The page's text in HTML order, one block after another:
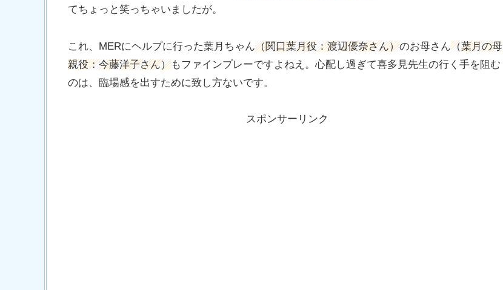
てちょっと笑っちゃいましたが。
これ、MERにヘルプに行った葉月ちゃん（関口葉月役：渡辺優奈さん）のお母さん（葉月の母
親役：今藤洋子さん）もファインプレーですよねえ。心配し過ぎて喜多見先生の行く手を阻む
のは、臨場感を出すために致し方ないです。
スポンサーリンク